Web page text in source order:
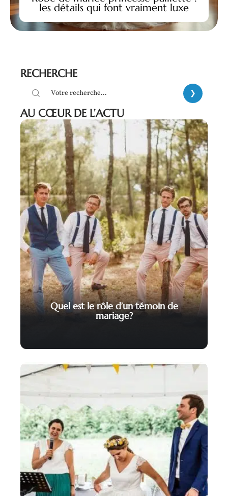
les détails qui font vraiment luxe
RECHERCHE
AU CŒUR DE L’ACTU
Quel est le rôle d’un témoin de
mariage?